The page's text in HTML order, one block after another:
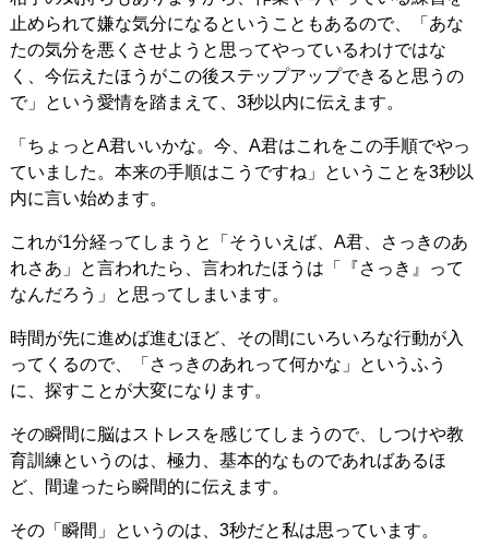
止められて嫌な気分になるということもあるので、「あな
たの気分を悪くさせようと思ってやっているわけではな
く、今伝えたほうがこの後ステップアップできると思うの
で」という愛情を踏まえて、3秒以内に伝えます。
「ちょっとA君いいかな。今、A君はこれをこの手順でやっ
ていました。本来の手順はこうですね」ということを3秒以
内に言い始めます。
これが1分経ってしまうと「そういえば、A君、さっきのあ
れさあ」と言われたら、言われたほうは「『さっき』って
なんだろう」と思ってしまいます。
時間が先に進めば進むほど、その間にいろいろな行動が入
ってくるので、「さっきのあれって何かな」というふう
に、探すことが大変になります。
その瞬間に脳はストレスを感じてしまうので、しつけや教
育訓練というのは、極力、基本的なものであればあるほ
ど、間違ったら瞬間的に伝えます。
その「瞬間」というのは、3秒だと私は思っています。